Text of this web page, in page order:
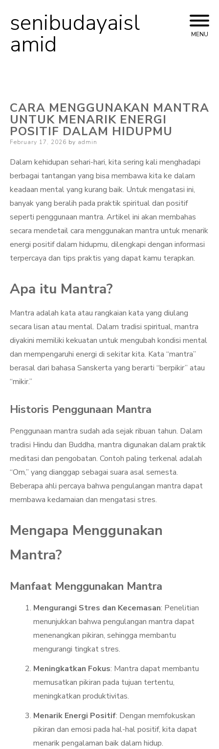
Skip
to
senibudayaisl
amid MENU
CARA MENGGUNAKAN MANTRA
UNTUK MENARIK ENERGI
POSITIF DALAM HIDUPMU
Posted
February 17, 2026 by admin
Dalam kehidupan sehari-hari, kita sering kali menghadapi
berbagai tantangan yang bisa membawa kita ke dalam
keadaan mental yang kurang baik. Untuk mengatasi ini,
banyak yang beralih pada praktik spiritual dan positif
seperti penggunaan mantra. Artikel ini akan membahas
secara mendetail cara menggunakan mantra untuk menarik
energi positif dalam hidupmu, dilengkapi dengan informasi
terpercaya dan tips praktis yang dapat kamu terapkan.
Apa itu Mantra?
Mantra adalah kata atau rangkaian kata yang diulang
secara lisan atau mental. Dalam tradisi spiritual, mantra
diyakini memiliki kekuatan untuk mengubah kondisi mental
dan mempengaruhi energi di sekitar kita. Kata “mantra”
berasal dari bahasa Sanskerta yang berarti “berpikir” atau
“mikir.”
Historis Penggunaan Mantra
Penggunaan mantra sudah ada sejak ribuan tahun. Dalam
tradisi Hindu dan Buddha, mantra digunakan dalam praktik
meditasi dan pengobatan. Contoh paling terkenal adalah
“Om,” yang dianggap sebagai suara asal semesta.
Beberapa ahli percaya bahwa pengulangan mantra dapat
membawa kedamaian dan mengatasi stres.
Mengapa Menggunakan
Mantra?
Manfaat Menggunakan Mantra
Mengurangi Stres dan Kecemasan: Penelitian
menunjukkan bahwa pengulangan mantra dapat
menenangkan pikiran, sehingga membantu
mengurangi tingkat stres.
Meningkatkan Fokus: Mantra dapat membantu
memusatkan pikiran pada tujuan tertentu,
meningkatkan produktivitas.
Menarik Energi Positif: Dengan memfokuskan
pikiran dan emosi pada hal-hal positif, kita dapat
menarik pengalaman baik dalam hidup.